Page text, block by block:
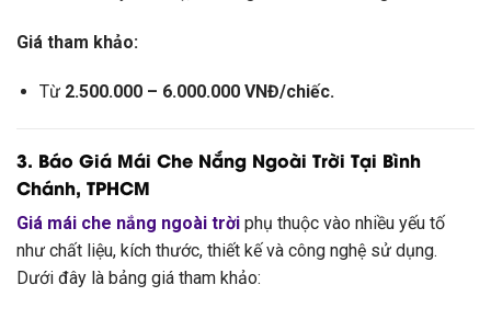
Giá tham khảo:
Từ 2.500.000 – 6.000.000 VNĐ/chiếc.
3. Báo Giá Mái Che Nắng Ngoài Trời Tại Bình
Chánh, TPHCM
Giá mái che nắng ngoài trời phụ thuộc vào nhiều yếu tố
như chất liệu, kích thước, thiết kế và công nghệ sử dụng.
Dưới đây là bảng giá tham khảo: